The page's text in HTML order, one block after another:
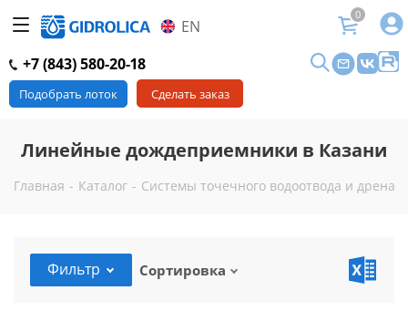
EN
0
+7 (843) 580-20-18
Подобрать лоток Сделать заказ
Линейные дождеприемники в Казани
Главная - Каталог - Системы точечного водоотвода и
Фильтр Сортировка